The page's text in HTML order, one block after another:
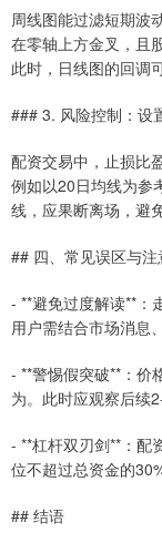
周线图能过滤短期波
在零轴上方金叉，且
此时，日线图的回调
### 3. 风险控制：设
配资交易中，止损比
例如以20日均线为参
线，应果断离场，避
## 四、常见误区与注
- **避免过度解读**：
用户需结合市场消息
- **警惕假突破**：价
为。此时应观察后续
- **杠杆双刃剑**：配
位不超过总资金的
## 结语